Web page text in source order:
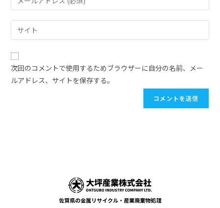
次回のコメントで使用するためブラウザーに自分の名前、メー
ルアドレス、サイトを保存する。
佐賀県の金属リサイクル・産業廃棄物処理